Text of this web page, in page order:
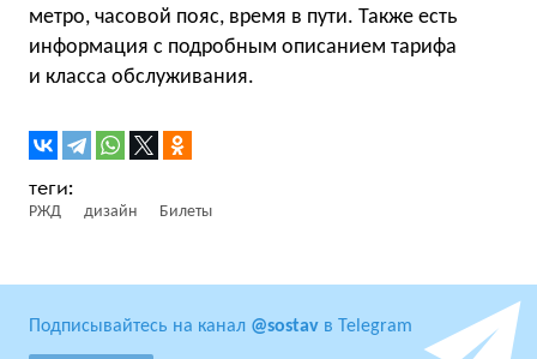
метро, часовой пояс, время в пути. Также есть
информация с подробным описанием тарифа
и класса обслуживания.
РЖД дизайн Билеты
Подписывайтесь на канал @sostav в Telegram